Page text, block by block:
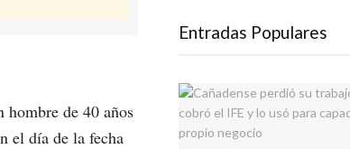
de 40 años
el día de la fecha
Entradas Populares